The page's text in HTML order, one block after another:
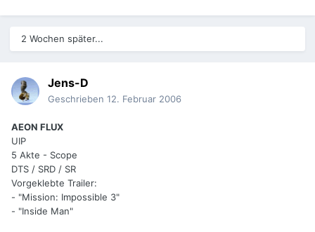
2 Wochen später...
Jens-D
Geschrieben 12. Februar 2006
AEON FLUX
UIP
5 Akte - Scope
DTS / SRD / SR
Vorgeklebte Trailer:
- "Mission: Impossible 3"
- "Inside Man"